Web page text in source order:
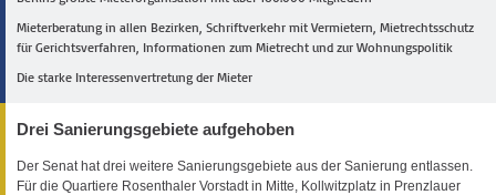
Mieterberatung in allen Bezirken, Schriftverkehr mit Vermietern, Mietrechtsschutz
für Gerichtsverfahren, Informationen zum Mietrecht und zur Wohnungspolitik
Die starke Interessenvertretung der Mieter
Drei Sanierungsgebiete aufgehoben
Der Senat hat drei weitere Sanierungsgebiete aus der Sanierung entlassen.
Für die Quartiere Rosenthaler Vorstadt in Mitte, Kollwitzplatz in Prenzlauer